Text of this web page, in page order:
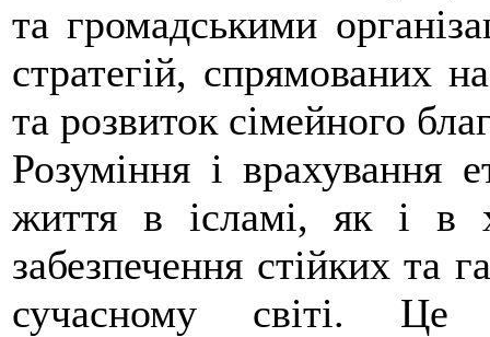
та громадськими
стратегій, спрямованих
та розвиток сімейного
Розуміння і врахування
життя в ісламі, як і в
забезпечення стійких та
сучасному світі. Це